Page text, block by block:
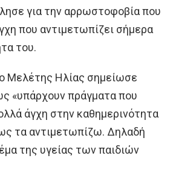
για την αρρωστοφοβία που
που αντιμετωπίζει σήμερα
του.
Μελέτης Ηλίας σημείωσε
«υπάρχουν πράγματα που
άγχη στην καθημερινότητα
τα αντιμετωπίζω. Δηλαδή
της υγείας των παιδιών